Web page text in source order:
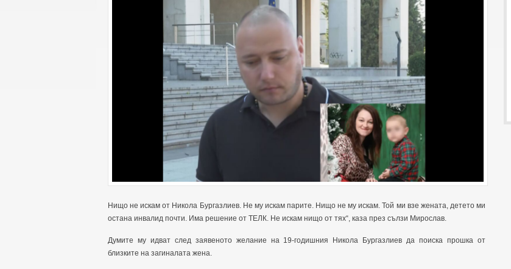
Нищо не искам от Никола Бургазлиев. Не му искам парите. Нищо не му искам. Той ми взе жената, детето ми
остана инвалид почти. Има решение от ТЕЛК. Не искам нищо от тях“, каза през сълзи Мирослав.
Думите му идват след заявеното желание на 19-годишния Никола Бургазлиев да поиска прошка от
близките на загиналата жена.